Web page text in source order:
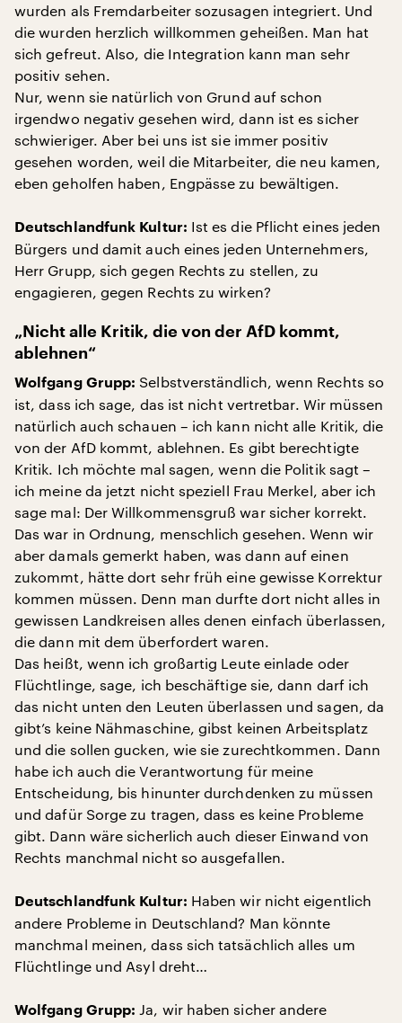
wurden als Fremdarbeiter sozusagen integriert. Und
die wurden herzlich willkommen geheißen. Man hat
sich gefreut. Also, die Integration kann man sehr
positiv sehen.
Nur, wenn sie natürlich von Grund auf schon
irgendwo negativ gesehen wird, dann ist es sicher
schwieriger. Aber bei uns ist sie immer positiv
gesehen worden, weil die Mitarbeiter, die neu kamen,
eben geholfen haben, Engpässe zu bewältigen.
Deutschlandfunk Kultur: Ist es die Pflicht eines jeden
Bürgers und damit auch eines jeden Unternehmers,
Herr Grupp, sich gegen Rechts zu stellen, zu
engagieren, gegen Rechts zu wirken?
„Nicht alle Kritik, die von der AfD kommt,
ablehnen“
Wolfgang Grupp: Selbstverständlich, wenn Rechts so
ist, dass ich sage, das ist nicht vertretbar. Wir müssen
natürlich auch schauen – ich kann nicht alle Kritik, die
von der AfD kommt, ablehnen. Es gibt berechtigte
Kritik. Ich möchte mal sagen, wenn die Politik sagt –
ich meine da jetzt nicht speziell Frau Merkel, aber ich
sage mal: Der Willkommensgruß war sicher korrekt.
Das war in Ordnung, menschlich gesehen. Wenn wir
aber damals gemerkt haben, was dann auf einen
zukommt, hätte dort sehr früh eine gewisse Korrektur
kommen müssen. Denn man durfte dort nicht alles in
gewissen Landkreisen alles denen einfach überlassen,
die dann mit dem überfordert waren.
Das heißt, wenn ich großartig Leute einlade oder
Flüchtlinge, sage, ich beschäftige sie, dann darf ich
das nicht unten den Leuten überlassen und sagen, da
gibt’s keine Nähmaschine, gibst keinen Arbeitsplatz
und die sollen gucken, wie sie zurechtkommen. Dann
habe ich auch die Verantwortung für meine
Entscheidung, bis hinunter durchdenken zu müssen
und dafür Sorge zu tragen, dass es keine Probleme
gibt. Dann wäre sicherlich auch dieser Einwand von
Rechts manchmal nicht so ausgefallen.
Deutschlandfunk Kultur: Haben wir nicht eigentlich
andere Probleme in Deutschland? Man könnte
manchmal meinen, dass sich tatsächlich alles um
Flüchtlinge und Asyl dreht…
Wolfgang Grupp:Ja, wir haben sicher andere